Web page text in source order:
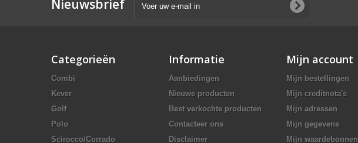
Nieuwsbrief
Categorieën
Combi
Kever
Golf
Polo
Scirocco/Corrado
Informatie
Aanbiedingen
Nieuwe producten
Best verkochte producten
Contacteer ons
Disclaimer
Mijn account
Mijn bestellingen
Mijn creditnota's
Mijn adressen
Mijn gegevens
Mijn waardebonnen